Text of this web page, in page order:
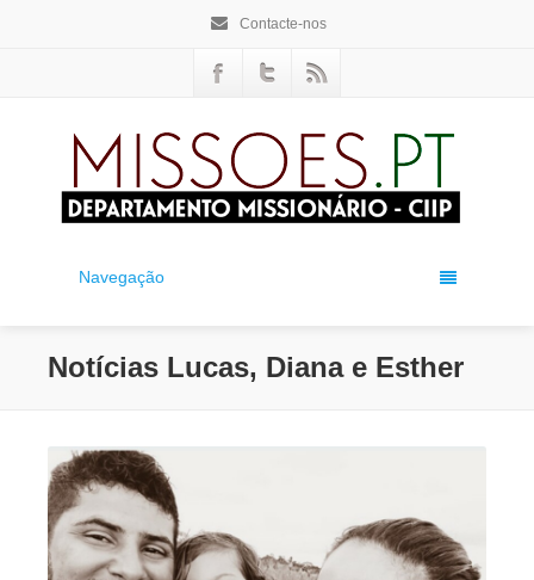
Contacte-nos
Navegação
Notícias Lucas, Diana e Esther